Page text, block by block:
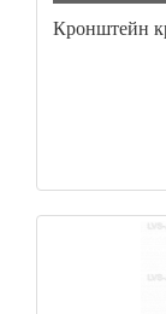
Кронштейн